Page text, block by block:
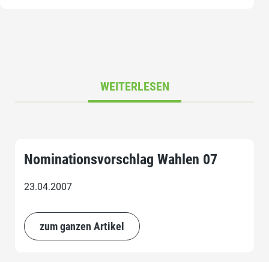
WEITERLESEN
Nominationsvorschlag Wahlen 07
23.04.2007
zum ganzen Artikel